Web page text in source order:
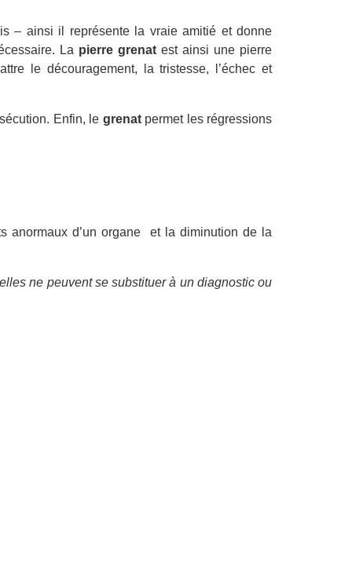
– ainsi il représente la vraie amitié et donne
La pierre grenat est ainsi une pierre
le découragement, la tristesse, l’échec et
Enfin, le grenatpermet les régressions
anormaux d’un organe et la diminution de la
ne peuvent se substituer à un diagnostic ou